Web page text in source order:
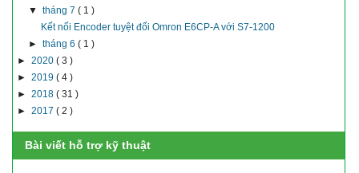
▼tháng 7( 1 )
Kết nối Encoder tuyệt đối Omron E6CP-A với S7-1200
►tháng 6( 1 )
► 2020 ( 3 )
► 2019 ( 4 )
► 2018 ( 31 )
► 2017 ( 2 )
Bài viết hỗ trợ kỹ thuật